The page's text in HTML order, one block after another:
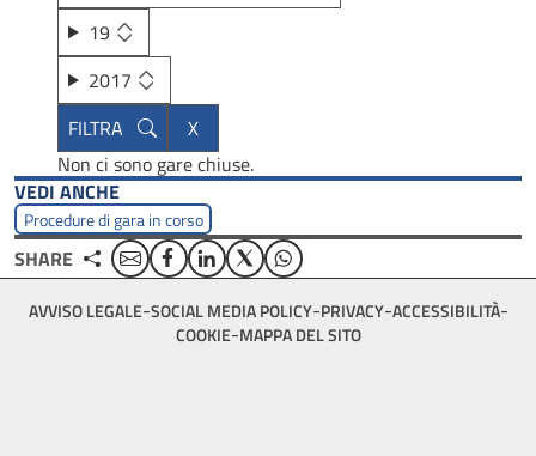
19
2017
Non ci sono gare chiuse.
VEDI ANCHE
Procedure di gara in corso
SHARE EmailFacebookLinkedinTwitterWhatsApp
Footer
bottom
AVVISO LEGALE SOCIAL MEDIA POLICY PRIVACY ACCESSIBILITÀ
COOKIE MAPPA DEL SITO